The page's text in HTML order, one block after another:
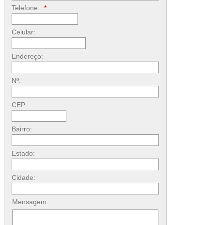
Telefone: *
Celular:
Endereço:
Nº:
CEP:
Bairro:
Estado:
Cidade:
Mensagem: